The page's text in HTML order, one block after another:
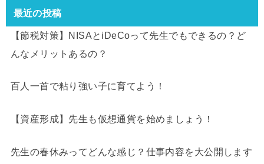
最近の投稿
【節税対策】NISAとiDeCoって先生でもできるの？ど
んなメリットあるの？
百人一首で粘り強い子に育てよう！
【資産形成】先生も仮想通貨を始めましょう！
先生の春休みってどんな感じ？仕事内容を大公開します